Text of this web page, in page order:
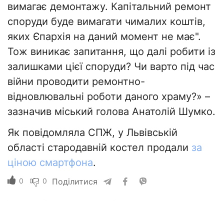
вимагає демонтажу. Капітальний ремонт
споруди буде вимагати чималих коштів,
яких Єпархія на даний момент не має".
Тож виникає запитання, що далі робити із
залишками цієї споруди? Чи варто під час
війни проводити ремонтно-
відновлювальні роботи даного храму?» –
зазначив міський голова Анатолій Шумко.
Як повідомляла СПЖ, у Львівській
області стародавній костел продали за
ціною смартфона.
0 0 Поділитися